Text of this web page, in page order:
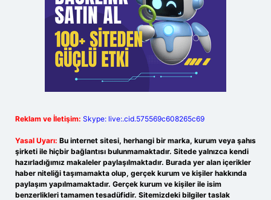
Reklam ve İletişim: Skype: live:.cid.575569c608265c69
Yasal Uyarı: Bu internet sitesi, herhangi bir marka, kurum veya şahıs
şirketi ile hiçbir bağlantısı bulunmamaktadır. Sitede yalnızca kendi
hazırladığımız makaleler paylaşılmaktadır. Burada yer alan içerikler
haber niteliği taşımamakta olup, gerçek kurum ve kişiler hakkında
paylaşım yapılmamaktadır. Gerçek kurum ve kişiler ile isim
benzerlikleri tamamen tesadüfidir. Sitemizdeki bilgiler taslak